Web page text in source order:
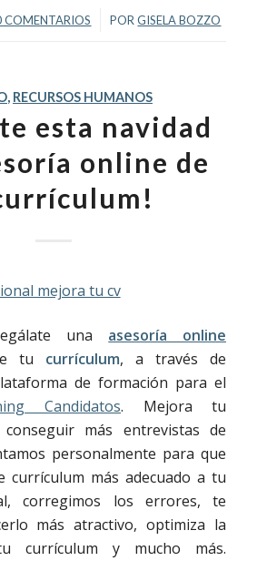
COMENTARIOS
/ PORGISELA BOZZO
, RECURSOS HUMANOS
esta navidad
online de
una asesoría online
tu currículum, a través de
de formación para el
Candidatos. Mejora tu
más entrevistas de
personalmente para que
currículum más adecuado a tu
corregimos los errores, te
más atractivo, optimiza la
currículum y mucho más.